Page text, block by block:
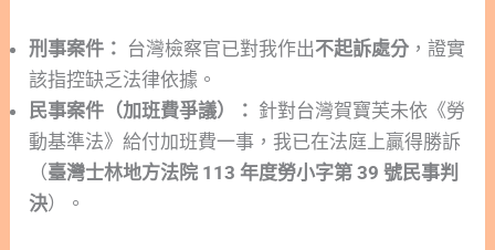
刑事案件： 台灣檢察官已對我作出不起訴處分 ，證實
該指控缺乏法律依據。
民事案件（加班費爭議）： 針對台灣賀寶芙未依《勞
動基準法》給付加班費一事，我已在法庭上贏得勝訴
（臺灣士林地方法院 113 年度勞小字第 39 號民事判
決）。